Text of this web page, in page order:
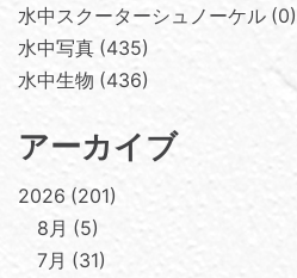
水中スクーターシュノーケル 0
水中写真 435
水中生物 436
アーカイブ
2026 201
8月
5
7月
31